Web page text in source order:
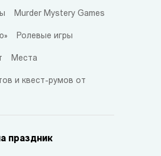
Murder Mystery Games
Ролевые игры
Места
и квест-румов от
праздник